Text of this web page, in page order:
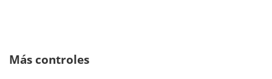
Más controles